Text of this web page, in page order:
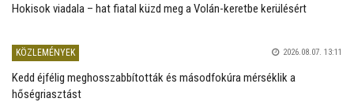
Hokisok viadala – hat fiatal küzd meg a Volán-keretbe kerülésért
KÖZLEMÉNYEK 2026.08.07. 13:11
Kedd éjfélig meghosszabbították és másodfokúra mérséklik a
hőségriasztást